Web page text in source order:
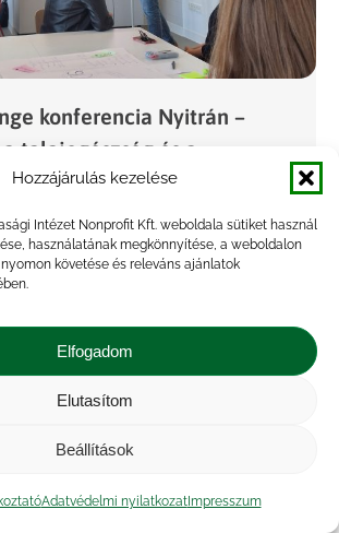
Hozzájárulás kezelése
Intézet Nonprofit Kft. weboldala sütiket használ
használatának megkönnyítése, a weboldalon
követése és releváns ajánlatok
Elfogadom
Elutasítom
Beállítások
Adatvédelmi nyilatkozatImpresszum
konferencia Nyitrán –
talajegészség és a
gazdálkodás
BySeprődi Adél 2025.11.06.
Adél és Gundel-Fekete
az ITE és a Soil-X-Change
a szlovákai Bioeconomy
„Healthy Soils as the